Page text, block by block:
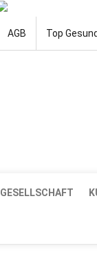
AGB Top
GESELLSCHAFT